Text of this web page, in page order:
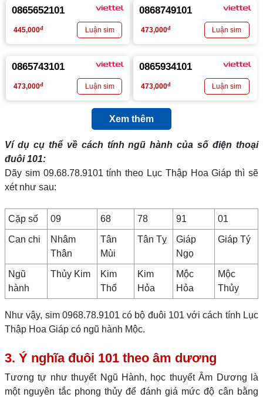
0865652101
445,000đ
0868749101
473,000đ
0865743101
473,000đ
0865934101
473,000đ
Xem thêm
Ví dụ cụ thể về cách tính ngũ hành của số điện thoại
đuôi 101:
Dãy sim 09.68.78.9101 tính theo Lục Thập Hoa Giáp thì sẽ
xét như sau:
Cặp số 09 68 78 91 01
Can chi
Nhâm
Thân
Tân
Mùi
Tân Tỵ
Giáp
Ngọ
Giáp Tý
Ngũ
hành
Thủy Kim
Kim
Thổ
Kim
Hỏa
Mộc
Hỏa
Mộc
Thủy
Như vậy, sim 0968.78.9101 có bộ đuôi 101 với cách tính Lục
Thập Hoa Giáp có ngũ hành Mộc.
3. Ý nghĩa đuôi 101 theo âm dương
Tương tự như thuyết Ngũ Hành, học thuyết Âm Dương là
một nguyên tắc phong thủy để đánh giá mức độ cân bằng